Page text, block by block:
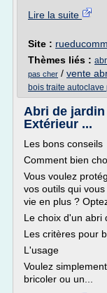
Lire la suite
Site :
Thèmes liés :
pas cher / vente
bois traite autoclave
Abri de
Extérieur ...
Les bons conseils
Comment bien
Vous voulez
vos outils qui
vie en plus ?
Le choix d'un abri
Les critères pour
L'usage
Voulez
bricoler ou un...